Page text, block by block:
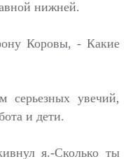
нижней.
Коровы, - Какие
увечий,
и дети.
я.-Сколько ты